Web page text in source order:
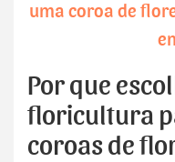
uma coroa de
Por que
floricultura
coroas de